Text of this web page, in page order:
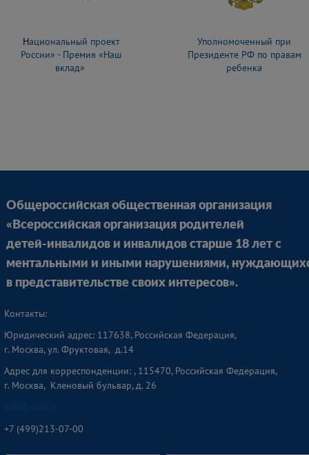
Уполномоченный при
Президенте РФ по правам
ребенка
Национальный проект
России» - Премия «Наш
вклад»
Общероссийская общественная организация
«Всероссийская организация родителей
детей-инвалидов и инвалидов старше 18 лет с
ментальными и иными нарушениями,
в представительстве своих интересов».
Контакты:
Юридический адрес: 117638, Российская Федерация,
г. Москва, ул. Фруктовая, д.14
Адрес для корреспонденции: , 115470, Российская Федерация,
г. Москва, Кленовый бульвар, д. 26
info@vordi.ru
+7 (499)213-07-00